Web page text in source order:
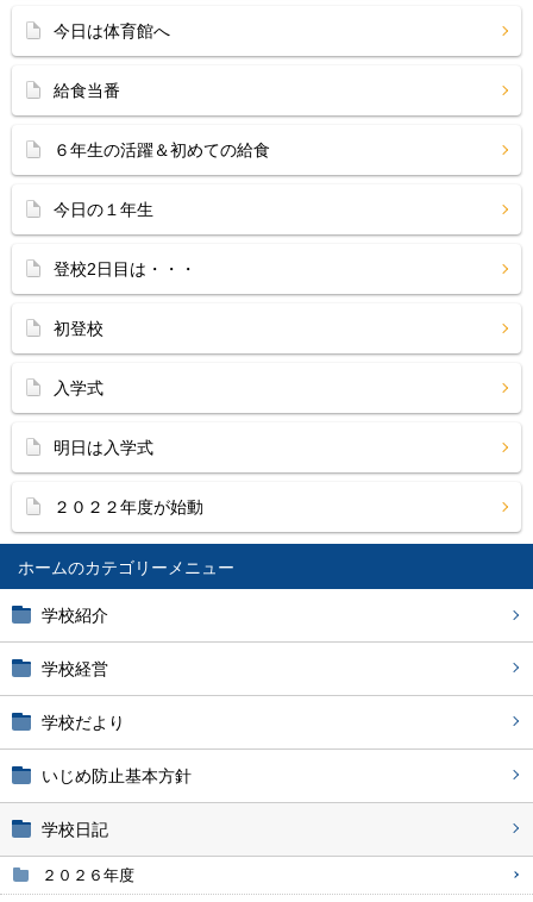
ホーム
学校紹介
学校経営
学校だより
いじめ防止基本方針
学校日記
２０２６年度
今日は体育館へ
給食当番
６年生の活躍＆初めての給食
今日の１年生
登校2日目は・・・
初登校
入学式
明日は入学式
２０２２年度が始動